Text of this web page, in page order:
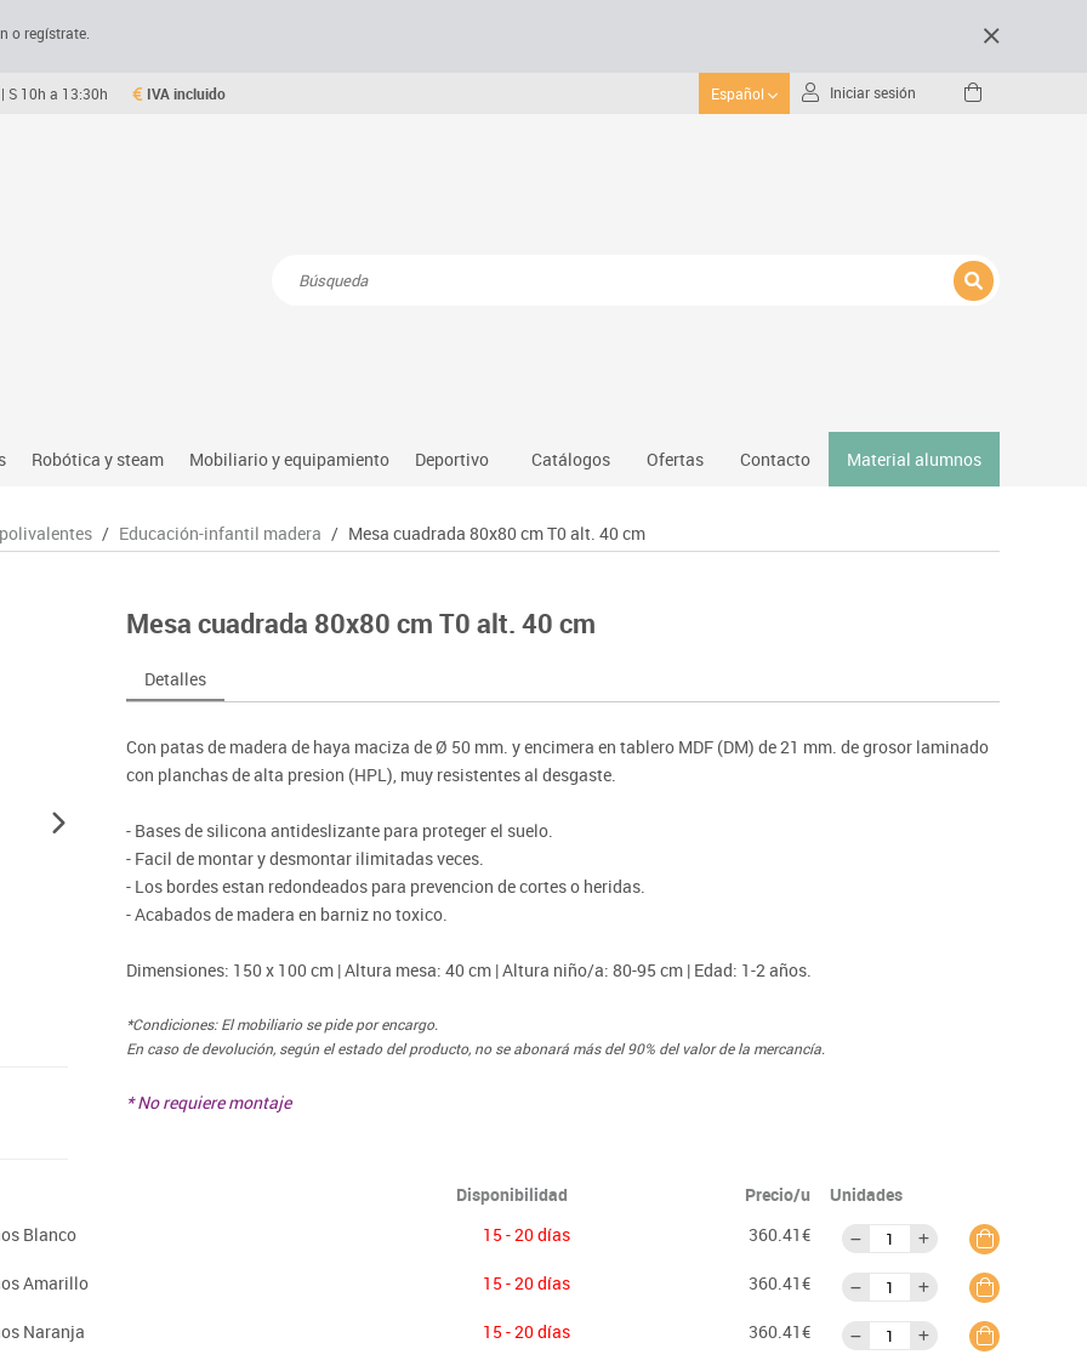
o regístrate.
S 10h a 13:30h IVA incluido Español Iniciar sesión
natural, social y cultural
Ordenadores y tablets
Soportes
Videoproyección
Robótica y steam
Robótica educativa
Mobiliario y equipamiento
Mesas comedor plegables y desplegables
Mobiliario oficina y despacho
Mesas escolares, abatibles y polivalentes
Percheros, baldas y taquillas
Deportivo
Deportes alternativos
Balones y pelotas
Entrenamiento
Foam
Deportes raqueta
Gimnasia rítmica
Catálogos Ofertas Contacto Material alumnos
/ Educación-infantil madera / Mesa cuadrada 80x80 cm T0 alt. 40 cm
Mesa cuadrada 80x80 cm T0 alt. 40 cm
Detalles
Con patas de madera de haya maciza de Ø 50 mm. y encimera en tablero MDF (DM) de 21 mm. de grosor laminado
con planchas de alta presion (HPL), muy resistentes al desgaste.
- Bases de silicona antideslizante para proteger el suelo.
- Facil de montar y desmontar ilimitadas veces.
- Los bordes estan redondeados para prevencion de cortes o heridas.
- Acabados de madera en barniz no toxico.
Dimensiones: 150 x 100 cm | Altura mesa: 40 cm | Altura niño/a: 80-95 cm | Edad: 1-2 años.
*Condiciones: El mobiliario se pide por encargo.
En caso de devolución, según el estado del producto, no se abonará más del 90% del valor de la mercancía.
* No requiere montaje
Disponibilidad Precio/u
Unidades
Blanco 15 - 20 días 360.41€
Amarillo 15 - 20 días 360.41€
Naranja 15 - 20 días 360.41€